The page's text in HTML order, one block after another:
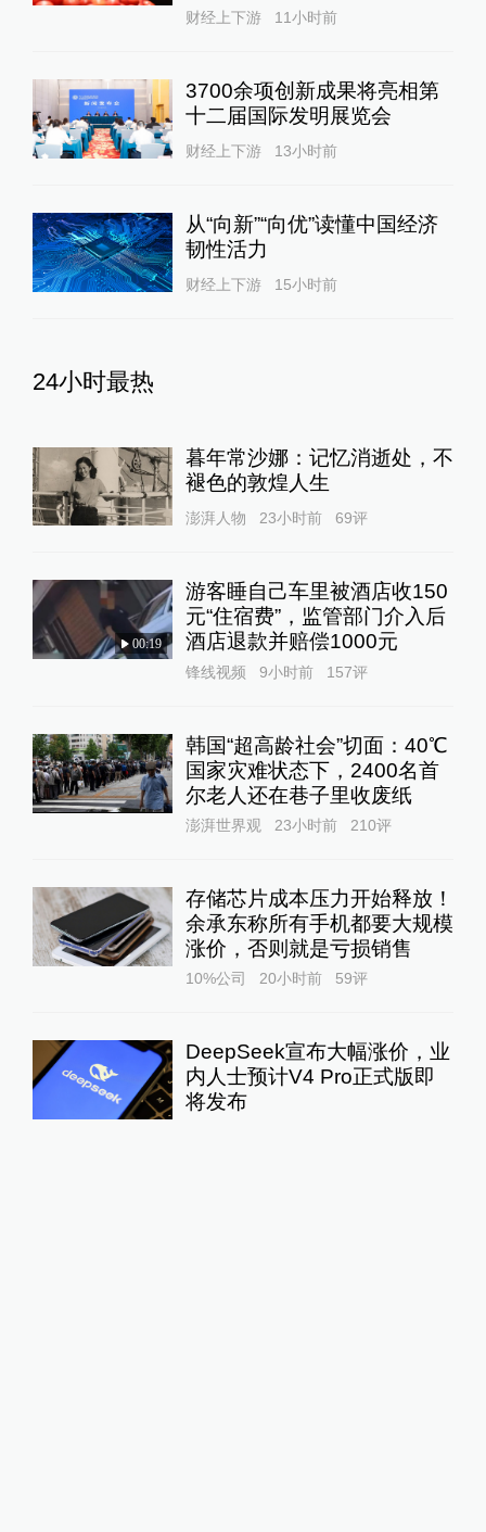
财经上下游 11小时前
3700余项创新成果将亮相第
十二届国际发明展览会
财经上下游 13小时前
从“向新”“向优”读懂中国经济
韧性活力
财经上下游 15小时前
24小时最热
暮年常沙娜：记忆消逝处，不
褪色的敦煌人生
澎湃人物 23小时前 69评
00:19
游客睡自己车里被酒店收150
元“住宿费”，监管部门介入后
酒店退款并赔偿1000元
锋线视频 9小时前 157评
韩国“超高龄社会”切面：40℃
国家灾难状态下，2400名首
尔老人还在巷子里收废纸
澎湃世界观 23小时前 210评
存储芯片成本压力开始释放！
余承东称所有手机都要大规模
涨价，否则就是亏损销售
10%公司 20小时前 59评
DeepSeek宣布大幅涨价，业
内人士预计V4 Pro正式版即
将发布